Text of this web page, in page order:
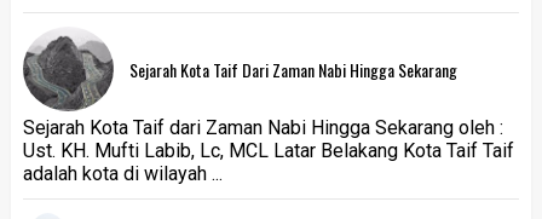
Sejarah Kota Taif Dari Zaman Nabi Hingga Sekarang
Sejarah Kota Taif dari Zaman Nabi Hingga Sekarang oleh :
Ust. KH. Mufti Labib, Lc, MCL Latar Belakang Kota Taif Taif
adalah kota di wilayah ...